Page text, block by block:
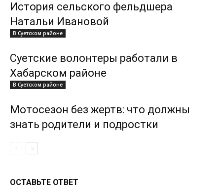
История сельского фельдшера
Натальи Ивановой
В Суетском районе
Суетские волонтеры работали в
Хабарском районе
В Суетском районе
Мотосезон без жертв: что должны
знать родители и подростки
ОСТАВЬТЕ ОТВЕТ